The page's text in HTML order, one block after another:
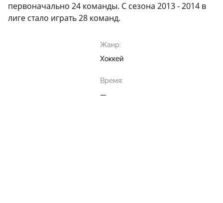
первоначально 24 команды. С сезона 2013 - 2014 в
лиге стало играть 28 команд.
Жанр:
Хоккей
Время:
—